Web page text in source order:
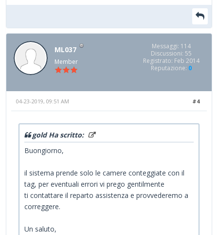
ML037
Member
Messaggi: 114
Discussioni: 55
Registrato: Feb 2014
Reputazione: 0
#4
04-23-2019, 09:51 AM
gold Ha scritto:
Buongiorno,
il sistema prende solo le camere conteggiate con il
tag, per eventuali errori vi prego gentilmente
ti contattare il reparto assistenza e provvederemo a
correggere.
Un saluto,